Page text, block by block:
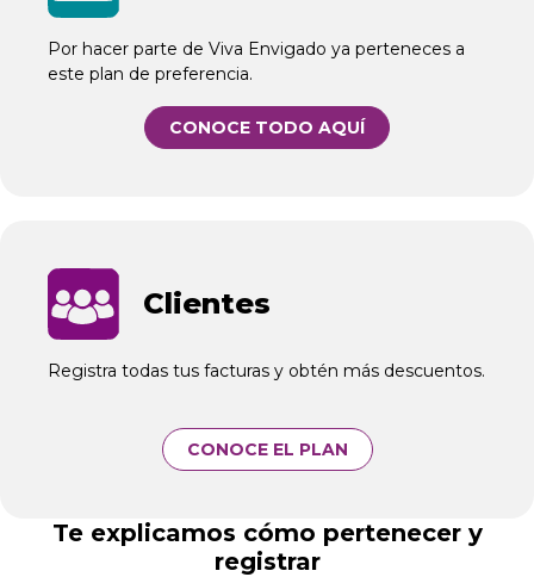
Por hacer parte de Viva Envigado ya perteneces a
este plan de preferencia.
CONOCE TODO AQUÍ
SVG
Clientes
Registra todas tus facturas y obtén más descuentos.
CONOCE EL PLAN
Te explicamos cómo pertenecer y
registrar